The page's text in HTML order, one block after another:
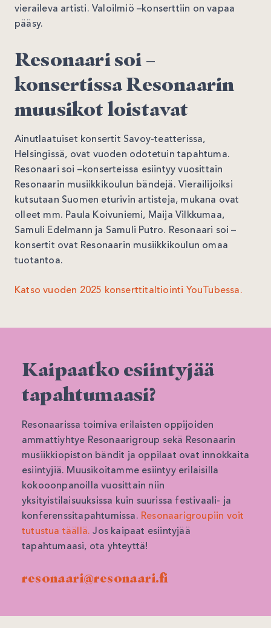
vieraileva artisti. Valoilmiö –konserttiin on vapaa
pääsy.
Resonaari soi –
konsertissa Resonaarin
muusikot loistavat
Ainutlaatuiset konsertit Savoy-teatterissa,
Helsingissä, ovat vuoden odotetuin tapahtuma.
Resonaari soi –konserteissa esiintyy vuosittain
Resonaarin musiikkikoulun bändejä. Vierailijoiksi
kutsutaan Suomen eturivin artisteja, mukana ovat
olleet mm. Paula Koivuniemi, Maija Vilkkumaa,
Samuli Edelmann ja Samuli Putro. Resonaari soi –
konsertit ovat Resonaarin musiikkikoulun omaa
tuotantoa.
Katso vuoden 2025 konserttitaltiointi YouTubessa.
Kaipaatko esiintyjää
tapahtumaasi?
Resonaarissa toimiva erilaisten oppijoiden
ammattiyhtye Resonaarigroup sekä Resonaarin
musiikkiopiston bändit ja oppilaat ovat innokkaita
esiintyjiä. Muusikoitamme esiintyy erilaisilla
kokooonpanoilla vuosittain niin
yksityistilaisuuksissa kuin suurissa festivaali- ja
konferenssitapahtumissa. Resonaarigroupiin voit
tutustua täällä. Jos kaipaat esiintyjää
tapahtumaasi, ota yhteyttä!
resonaari@resonaari.fi